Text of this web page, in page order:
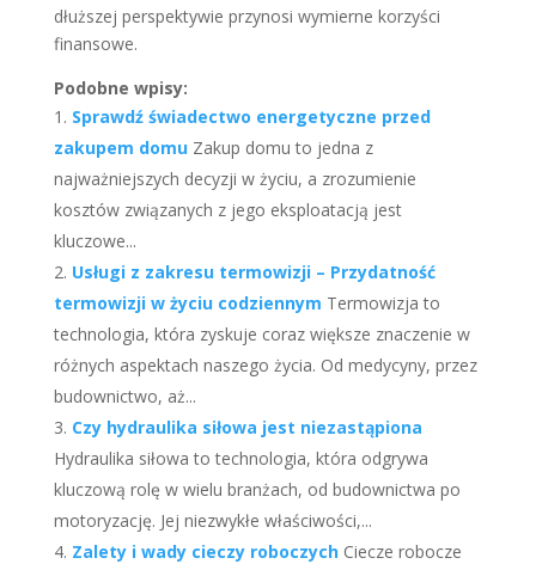
dłuższej perspektywie przynosi wymierne korzyści
finansowe.
Podobne wpisy:
Sprawdź świadectwo energetyczne przed
zakupem domu Zakup domu to jedna z
najważniejszych decyzji w życiu, a zrozumienie
kosztów związanych z jego eksploatacją jest
kluczowe...
Usługi z zakresu termowizji – Przydatność
termowizji w życiu codziennym Termowizja to
technologia, która zyskuje coraz większe znaczenie w
różnych aspektach naszego życia. Od medycyny, przez
budownictwo, aż...
Czy hydraulika siłowa jest niezastąpiona
Hydraulika siłowa to technologia, która odgrywa
kluczową rolę w wielu branżach, od budownictwa po
motoryzację. Jej niezwykłe właściwości,...
Zalety i wady cieczy roboczych Ciecze robocze